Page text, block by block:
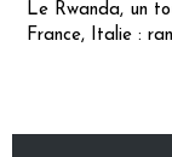
Le Rwanda, un
France, Italie :